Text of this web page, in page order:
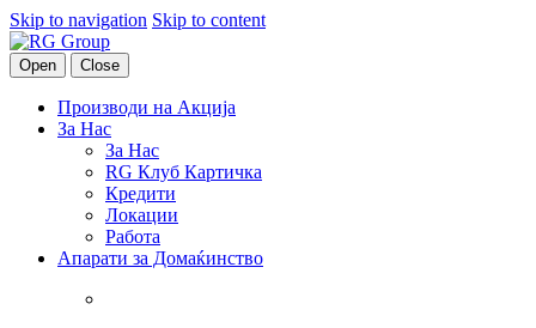
Skip to navigation Skip to content
Open Close
Производи на Акција
За Нас
За Нас
RG Клуб Картичка
Кредити
Локации
Работа
Апарати за Домаќинство